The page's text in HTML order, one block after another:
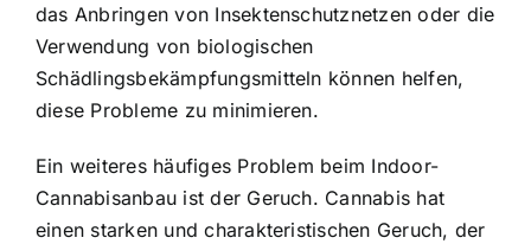
das Anbringen von Insektenschutznetzen oder die
Verwendung von biologischen
Schädlingsbekämpfungsmitteln können helfen,
diese Probleme zu minimieren.
Ein weiteres häufiges Problem beim Indoor-
Cannabisanbau ist der Geruch. Cannabis hat
einen starken und charakteristischen Geruch, der